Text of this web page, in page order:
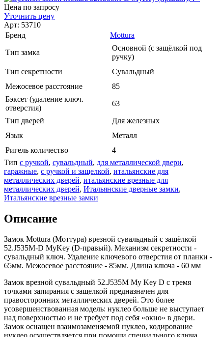
Цена по запросу
Уточнить цену
Арт: 53710
Бренд
Mottura
Тип замка
Основной (с защёлкой под
ручку)
Тип секретности
Сувальдный
Межосевое расстояние
85
Бэксет (удаление ключ.
отверстия)
63
Тип дверей
Для железных
Язык
Металл
Ригель количество
4
Тип с ручкой, сувальдный, для металлической двери,
гаражные, с ручкой и защелкой, итальянские для
металлических дверей, итальянские врезные для
металлических дверей, Итальянские дверные замки,
Итальянские врезные замки
Описание
Замок Mottura (Моттура) врезной сувальдный с защёлкой
52.J535M-D MyKey (D-правый). Механизм секретности -
сувальдный ключ. Удаление ключевого отверстия от планки -
65мм. Межосевое расстояние - 85мм. Длина ключа - 60 мм
Замок врезной сувальдный 52.J535M My Key D с тремя
точками запирания с защелкой предназначен для
правосторонних металлических дверей. Это более
усовершенствованная модель: нуклео больше не выступает
над поверхностью и не требует под себя «окно» в двери.
Замок оснащен взаимозаменяемой нуклео, кодирование